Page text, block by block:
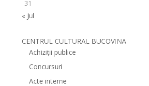
31
« Jul
CENTRUL CULTURAL BUCOVINA
Achiziții publice
Concursuri
Acte interne